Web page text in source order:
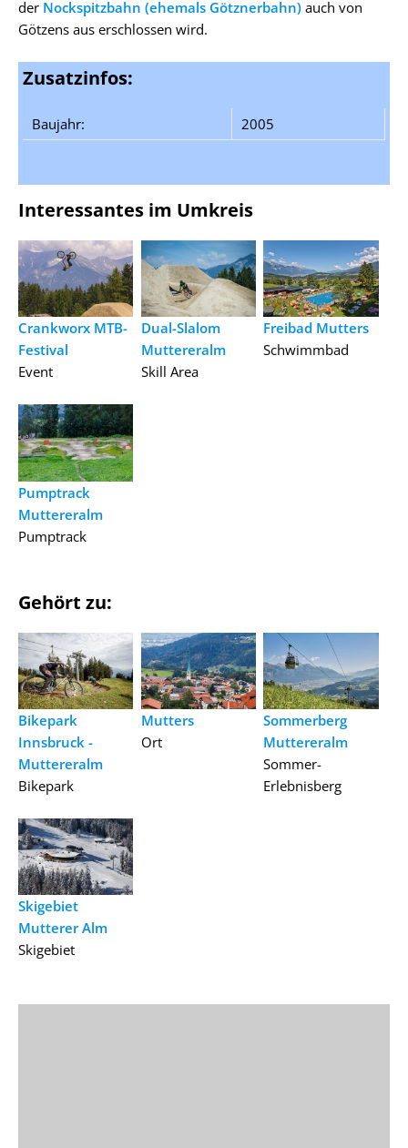
der Nockspitzbahn (ehemals Götznerbahn) auch von
Götzens aus erschlossen wird.
Zusatzinfos:
Baujahr: 2005
Interessantes im Umkreis
Crankworx MTB-
Festival
Event
Pumptrack
Muttereralm
Pumptrack
Dual-Slalom
Muttereralm
Skill Area
Freibad Mutters
Schwimmbad
Gehört zu:
Bikepark
Innsbruck -
Muttereralm
Bikepark
Skigebiet
Mutterer Alm
Skigebiet
Mutters
Ort
Sommerberg
Muttereralm
Sommer-
Erlebnisberg